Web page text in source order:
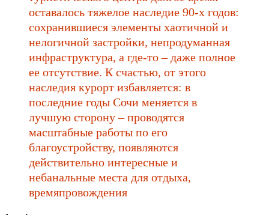
оставалось тяжелое наследие 90-х годов:
сохранившиеся элементы хаотичной и
нелогичной застройки, непродуманная
инфраструктура, а где-то – даже полное
ее отсутствие. К счастью, от этого
наследия курорт избавляется: в
последние годы Сочи меняется в
лучшую сторону – проводятся
масштабные работы по его
благоустройству, появляются
действительно интересные и
небанальные места для отдыха,
времяпровождения